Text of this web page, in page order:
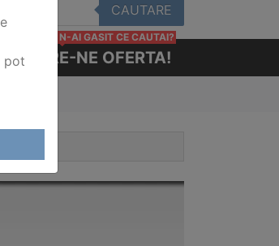
CAUTARE
CERE-NE OFERTA!
N-AI GASIT CE CAUTAI?
pot